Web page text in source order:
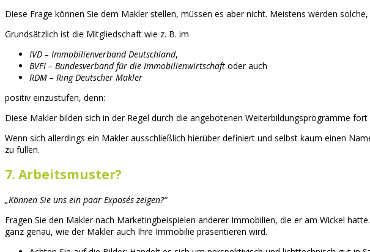
Diese Frage können Sie dem Makler stellen, müssen es aber nicht. Meistens werden
Grundsätzlich ist die Mitgliedschaft wie z. B. im
IVD – Immobilienverband Deutschland,
BVFI – Bundesverband für die Immobilienwirtschaft oder auch
RDM – Ring Deutscher Makler
positiv einzustufen, denn:
Diese Makler bilden sich in der Regel durch die angebotenen Weiterbildungsprogramme
Wenn sich allerdings ein Makler ausschließlich hierüber definiert und selbst kaum einen
zu füllen.
7. Arbeitsmuster?
„Können Sie uns ein paar Exposés zeigen?“
Fragen Sie den Makler nach Marketingbeispielen anderer Immobilien, die er am Wickel
ganz genau, wie der Makler auch Ihre Immobilie präsentieren wird.